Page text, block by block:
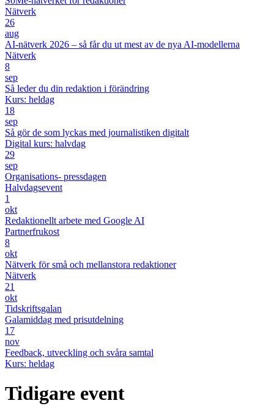
Nätverk
26
aug
AI-nätverk 2026 – så får du ut mest av de nya AI-modellerna
Nätverk
8
sep
Så leder du din redaktion i förändring
Kurs: heldag
18
sep
Så gör de som lyckas med journalistiken digitalt
Digital kurs: halvdag
29
sep
Organisations- pressdagen
Halvdagsevent
1
okt
Redaktionellt arbete med Google AI
Partnerfrukost
8
okt
Nätverk för små och mellanstora redaktioner
Nätverk
21
okt
Tidskriftsgalan
Galamiddag med prisutdelning
17
nov
Feedback, utveckling och svåra samtal
Kurs: heldag
Tidigare event